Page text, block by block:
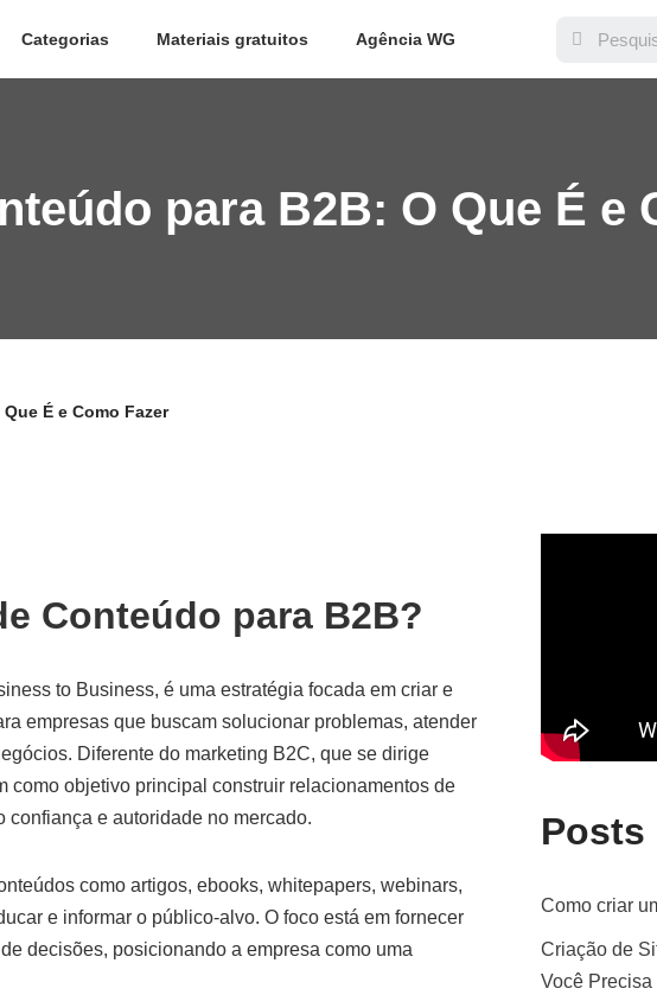
Categorias Materiais gratuitos Agência WG
para B2B: O Que É e
É e Como Fazer
Conteúdo para B2B?
to Business, é uma estratégia focada em criar e
empresas que buscam solucionar problemas, atender
Diferente do marketing B2C, que se dirige
como objetivo principal construir relacionamentos de
confiança e autoridade no mercado.
como artigos, ebooks, whitepapers, webinars,
e informar o público-alvo. O foco está em fornecer
decisões, posicionando a empresa como uma
Posts
Como criar
Criação de
Você Precisa